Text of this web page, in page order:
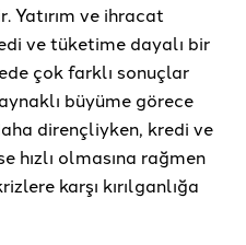
Yatırım ve ihracat
ve tüketime dayalı bir
çok farklı sonuçlar
büyüme görece
dirençliyken, kredi ve
hızlı olmasına rağmen
karşı kırılganlığa